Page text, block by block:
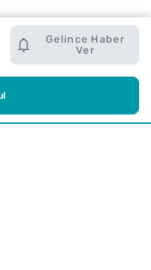
Gelince Haber
Ver